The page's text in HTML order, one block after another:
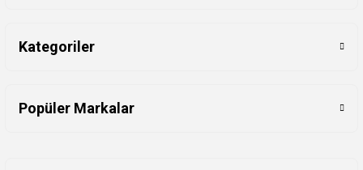
Kategoriler
Popüler Markalar